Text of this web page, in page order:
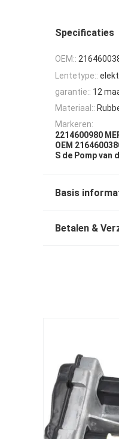
Specificaties
OEM::
Lentetype::
garantie:: 12
Materiaal::
Markeren:
2214600980
OEM
S de Pomp van
Basis
Betalen &